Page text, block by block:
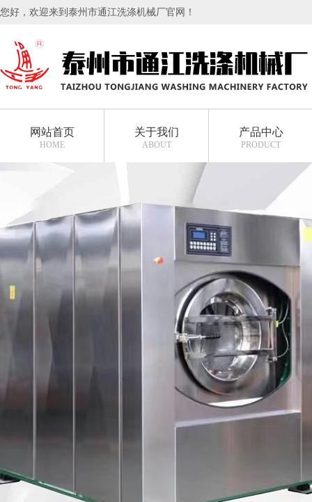
您好，欢迎来到泰州市通江洗涤机械厂官网！
网站首页
HOME
关于我们
ABOUT
产品中心
PRODUCT